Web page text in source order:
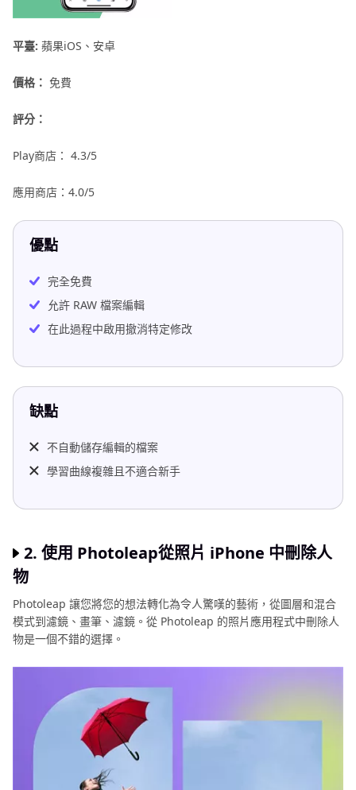
平臺: 蘋果iOS、安卓
價格： 免費
評分：
Play商店： 4.3/5
應用商店：4.0/5
優點
完全免費
允許 RAW 檔案編輯
在此過程中啟用撤消特定修改
缺點
不自動儲存編輯的檔案
學習曲線複雜且不適合新手
2. 使用 Photoleap從照片 iPhone 中刪除人
物
Photoleap 讓您將您的想法轉化為令人驚嘆的藝術，從圖層和混合
模式到濾鏡、畫筆、濾鏡。從 Photoleap 的照片應用程式中刪除人
物是一個不錯的選擇。